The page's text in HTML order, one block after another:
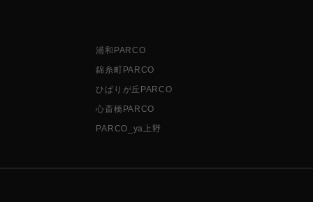
浦和PARCO
錦糸町PARCO
ひばりが丘PARCO
心斎橋PARCO
PARCO_ya上野